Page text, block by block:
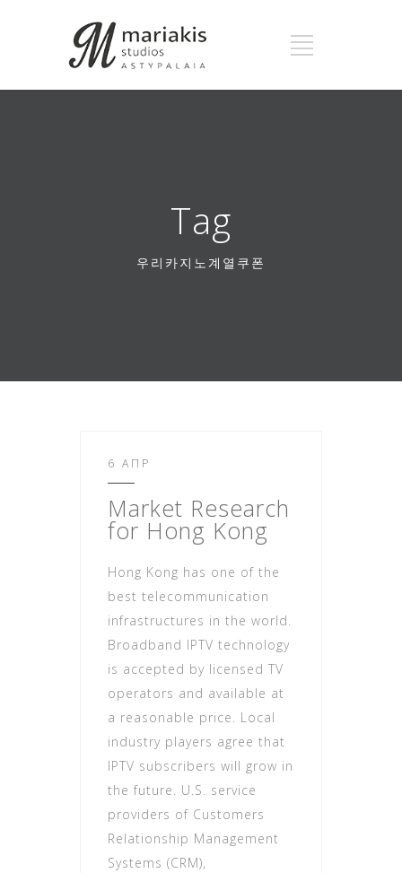
Tag
우리카지노계열쿠폰
6 ΑΠΡ
Market Research
for Hong Kong
Hong Kong has one of the
best telecommunication
infrastructures in the world.
Broadband IPTV technology
is accepted by licensed TV
operators and available at
a reasonable price. Local
industry players agree that
IPTV subscribers will grow in
the future. U.S. service
providers of Customers
Relationship Management
Systems (CRM),